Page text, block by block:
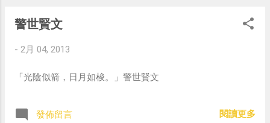
警世賢文
- 2月 04, 2013
「光陰似箭，日月如梭。」警世賢文
發佈留言 閱讀更多